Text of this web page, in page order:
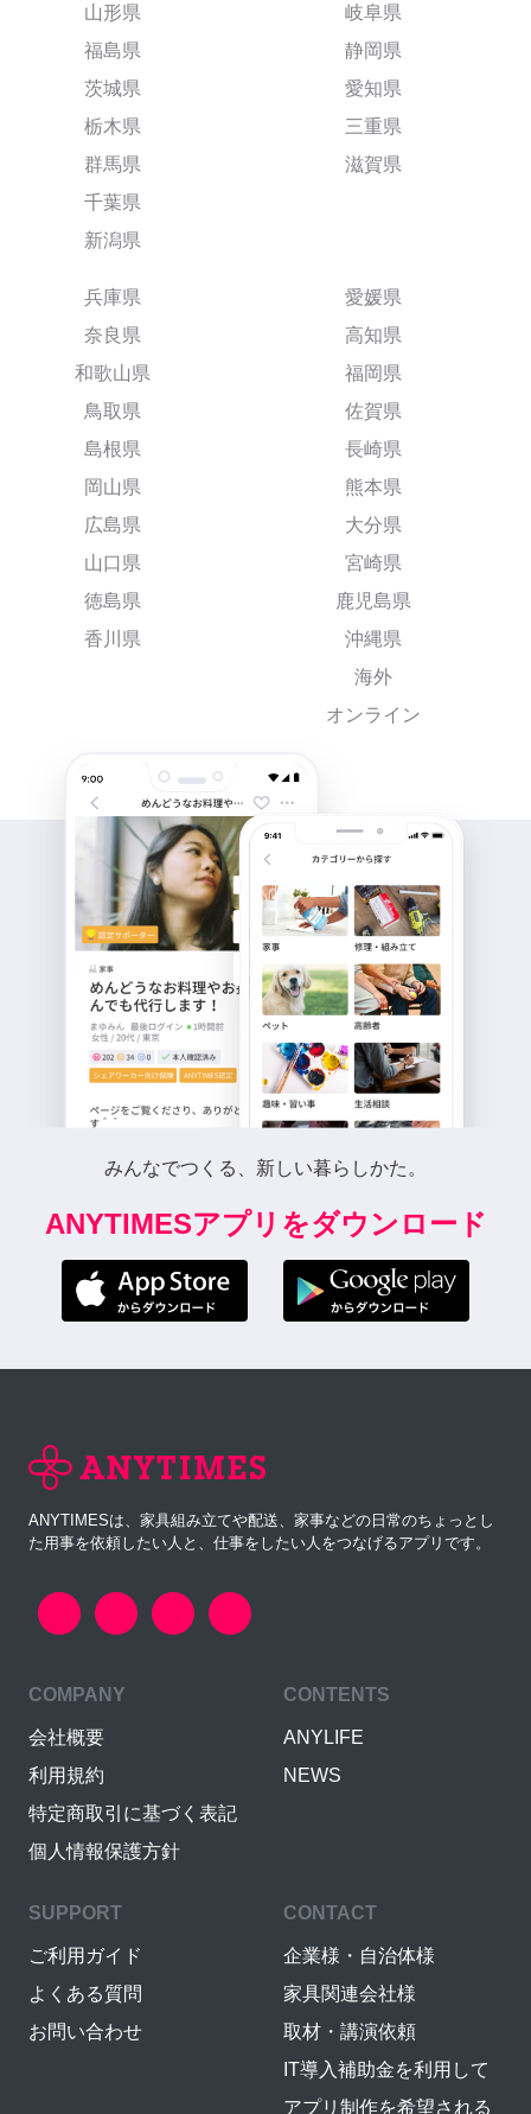
山形県
福島県
茨城県
栃木県
群馬県
千葉県
新潟県
岐阜県
静岡県
愛知県
三重県
滋賀県
兵庫県
奈良県
和歌山県
鳥取県
島根県
岡山県
広島県
山口県
徳島県
香川県
愛媛県
高知県
福岡県
佐賀県
長崎県
熊本県
大分県
宮崎県
鹿児島県
沖縄県
海外
オンライン
みんなでつくる、新しい暮らしかた。
ANYTIMESアプリをダウンロード
ANYTIMESは、家具組み立てや配送、家事などの日常のちょっとし
た用事を依頼したい人と、仕事をしたい人をつなげるアプリです。
COMPANY
会社概要
利用規約
特定商取引に基づく表記
個人情報保護方針
CONTENTS
ANYLIFE
NEWS
SUPPORT
ご利用ガイド
よくある質問
お問い合わせ
CONTACT
企業様・自治体様
家具関連会社様
取材・講演依頼
IT導入補助金を利用して
アプリ制作を希望される